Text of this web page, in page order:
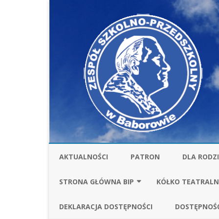
AKTUALNOŚCI PATRON DLA
STOŁÓWKA
STRONA GŁÓWNA BIP
FINANSE
SPRAWOZDANIA
KÓŁKO
DEKLARACJA DOSTĘPNOŚCI